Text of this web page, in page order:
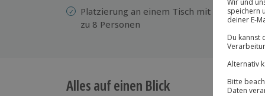
Platzierung an einem Tisch mit bis
zu 8 Personen
Alles auf einen Blick